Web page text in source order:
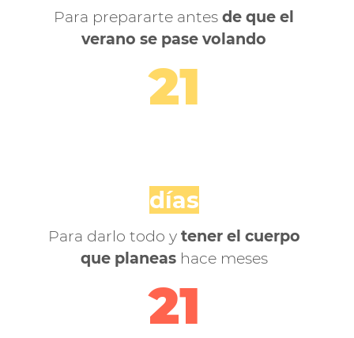
Para prepararte antes de que el
verano se pase volando
21
días
Para darlo todo y tener el cuerpo
que planeashace meses
21